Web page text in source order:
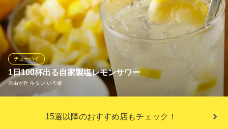
東急大井町線大岡山駅 徒歩5分
東京都大田区北千束1-59-12 プレミアムキューブ大岡山1F
店主がイタリアでの修行中や、実際にフランスに足を運び深めた
ワインの知識を活かし、ワインを厳選。全てセラーで徹底管理し
ております。自然派を中心に500～600本近く揃えておりますの
で、お好みや料理との相性など、お気軽にお声がけください。ワ
インの魅力を当店の料理とともに実感していただけます。
igora（イゴラ）
食べ心地の良い食事
1日100杯出る自家製塩レモンサワー
自由が丘 牛タン いろ葉
チューハイ
いろ葉の塩レモンサワーは注文必須ドリンク。牛タンとの相性抜
群で1日100杯はオーダーされるほど！約1週間漬け込んだ塩レモ
15選以降のおすすめ店もチェック！